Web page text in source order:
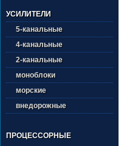
УСИЛИТЕЛИ
5-канальные
4-канальные
2-канальные
моноблоки
морские
внедорожные
ПРОЦЕССОРНЫЕ